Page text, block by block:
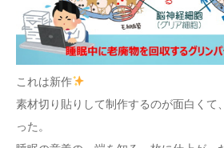
これは新作
素材切り貼りして制作するのが面白くて
った。